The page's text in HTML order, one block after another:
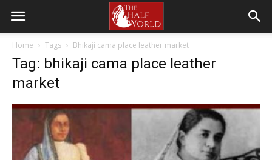
Home Tags Bhikaji cama place leather market
Tag: bhikaji cama place leather
market